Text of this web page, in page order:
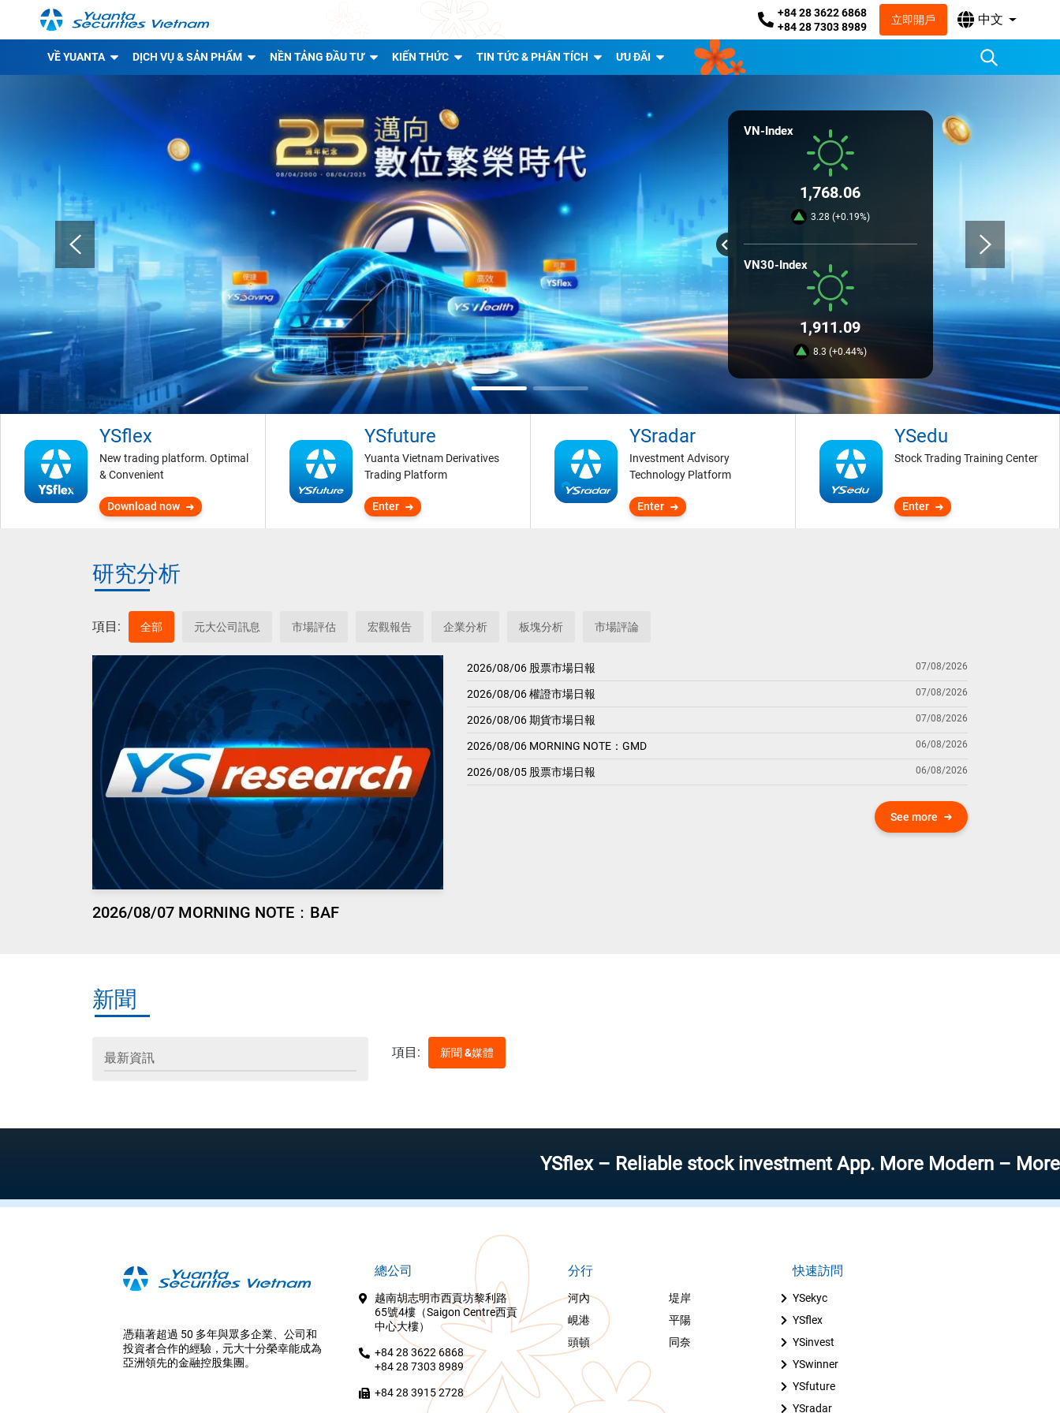
+84 28 3622 6868
+84 28 7303 8989
立即開戶 中文
VỀ YUANTA DỊCH VỤ & SẢN PHẨM NỀN TẢNG ĐẦU TƯ KIẾN THỨC TIN TỨC & PHÂN TÍCH ƯU ĐÃI
VN-Index
1,768.06
3.28 (+0.19%)
VN30-Index
1,911.09
8.3 (+0.44%)
YSflex
New trading platform. Optimal
& Convenient
Download now
YSfuture
Yuanta Vietnam Derivatives
Trading Platform
Enter
YSradar
Investment Advisory
Technology Platform
Enter
YSedu
Stock Trading Training Center
Enter
研究分析
項目: 全部 元大公司訊息 市場評估 宏觀報告 企業分析 板塊分析 市場評論
2026/08/07 MORNING NOTE：BAF
2026/08/06 股票市場日報 07/08/2026
2026/08/06 權證市場日報 07/08/2026
2026/08/06 期貨市場日報 07/08/2026
2026/08/06 MORNING NOTE：GMD 06/08/2026
2026/08/05 股票市場日報 06/08/2026
See more
新聞
最新資訊 項目: 新聞 &媒體
YSflex – Reliable stock investment App. More Modern – More Speed
憑藉著超過 50 多年與眾多企業、公司和
投資者合作的經驗，元大十分榮幸能成為
亞洲領先的金融控股集團。
總公司
越南胡志明市西貢坊黎利路
65號4樓（Saigon Centre西貢
中心大樓）
+84 28 3622 6868
+84 28 7303 8989
+84 28 3915 2728
分行
河內
堤岸
峴港
平陽
頭頓
同奈
快速訪問
YSekyc
YSflex
YSinvest
YSwinner
YSfuture
YSradar